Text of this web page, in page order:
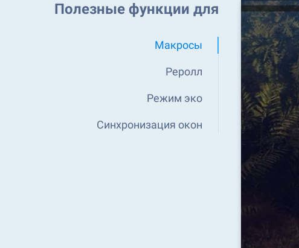
Полезные функции для
Макросы
Реролл
Режим эко
Синхронизация окон